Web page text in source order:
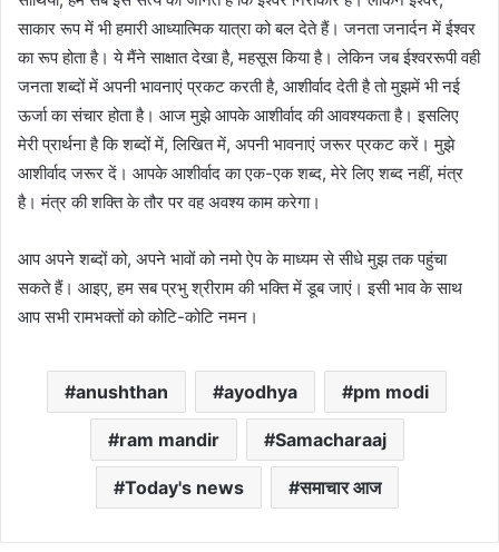
साकार रूप में भी हमारी आध्यात्मिक यात्रा को बल देते हैं। जनता जनार्दन में ईश्वर
का रूप होता है। ये मैंने साक्षात देखा है, महसूस किया है। लेकिन जब ईश्वररूपी वही
जनता शब्दों में अपनी भावनाएं प्रकट करती है, आशीर्वाद देती है तो मुझमें भी नई
ऊर्जा का संचार होता है। आज मुझे आपके आशीर्वाद की आवश्यकता है। इसलिए
मेरी प्रार्थना है कि शब्दों में, लिखित में, अपनी भावनाएं जरूर प्रकट करें। मुझे
आशीर्वाद जरूर दें। आपके आशीर्वाद का एक-एक शब्द, मेरे लिए शब्द नहीं, मंत्र
है। मंत्र की शक्ति के तौर पर वह अवश्य काम करेगा।
आप अपने शब्दों को, अपने भावों को नमो ऐप के माध्यम से सीधे मुझ तक पहुंचा
सकते हैं। आइए, हम सब प्रभु श्रीराम की भक्ति में डूब जाएं। इसी भाव के साथ
आप सभी रामभक्तों को कोटि-कोटि नमन।
anushthan ayodhya pm modi
ram mandir Samacharaaj
Today's news समाचार आज